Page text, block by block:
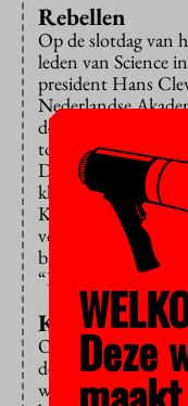
Rebellen
Op de slotdag van
leden van Science
president Hans
Nederlandse
de geuzennaam
toespraak meer
De discussie is
klaarstomen voor
KNAW inderdaad
volgens hem ook
bankenwereld: de
“Dat zie ik de
Ook de andere
de kritiek, al
wetenschap moet
Deze